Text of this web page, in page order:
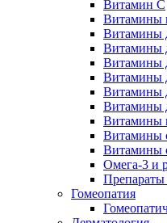
Витамин С
Витамины
Витамины
Витамины
Витамины
Витамины
Витамины
Витамины
Витамины
Витамины
Витамины
Омега-3 и
Препараты
Гомеопатия